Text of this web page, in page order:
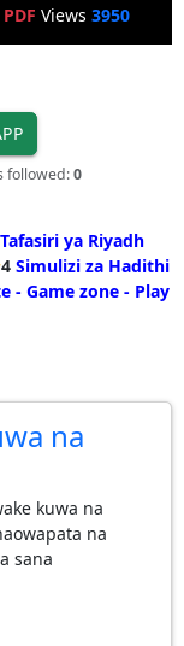
Views 3950
followed:0
Tafasiri ya Riyadh
Simulizi za Hadithi
- Game zone - Play
na
kuwa na
na
sana